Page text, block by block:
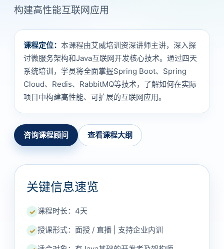
构建高性能互联网应用
课程定位： 本课程由艾威培训资深讲师主讲，深入探
讨微服务架构和Java互联网开发核心技术。通过四天
系统培训，学员将全面掌握Spring Boot、Spring
Cloud、Redis、RabbitMQ等技术，了解如何在实际
项目中构建高性能、可扩展的互联网应用。
咨询课程顾问 查看课程大纲
关键信息速览
✓ 课程时长：4天
✓ 授课形式：面授 / 直播 | 支持企业内训